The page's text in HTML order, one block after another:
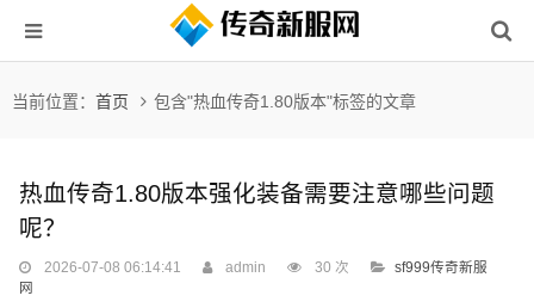
当前位置： 首页 包含"热血传奇1.80版本"标签的文章
热血传奇1.80版本强化装备需要注意哪些问题
呢？
2026-07-08 06:14:41 admin 30 次
sf999传奇新服
网